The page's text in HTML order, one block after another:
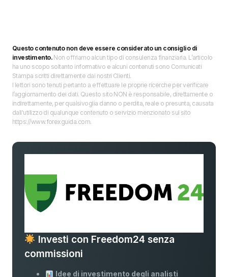
Questo contenuto non deve essere considerato un consiglio di
investimento.Non offriamo alcun tipo di consulenza finanziaria. L’articolo
ha uno scopo soltanto informativo e alcuni contenuti sono Comunicati
Stampa scritti direttamente dai nostri Clienti.
I lettori sono tenuti pertanto a effettuare le proprie ricerche per verificare
l’aggiornamento dei dati. Questo sito NON è responsabile, direttamente o
indirettamente, per qualsivoglia danno o perdita, reale o presunta, causata
dall'utilizzo di qualunque contenuto o servizio menzionato sul sito
https://www.forexguida.com.
Investi con Freedom24 senza
commissioni
Idee di investimento degli analisti